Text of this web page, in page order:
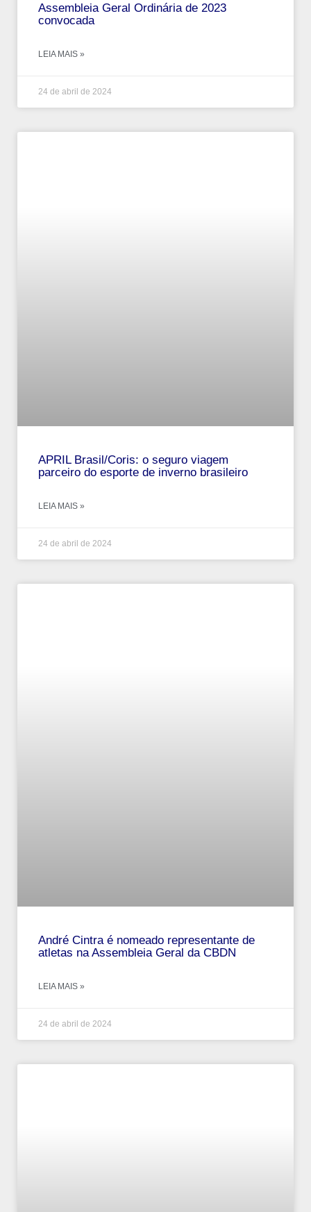
Assembleia Geral Ordinária de 2023
convocada
LEIA MAIS »
24 de abril de 2024
APRIL Brasil/Coris: o seguro viagem
parceiro do esporte de inverno brasileiro
LEIA MAIS »
24 de abril de 2024
André‌ ‌Cintra‌ ‌é‌ ‌nomeado‌ ‌representante‌ ‌de‌
‌atletas‌ ‌na‌ ‌Assembleia‌ ‌Geral‌ ‌da‌ ‌CBDN‌
LEIA MAIS »
24 de abril de 2024